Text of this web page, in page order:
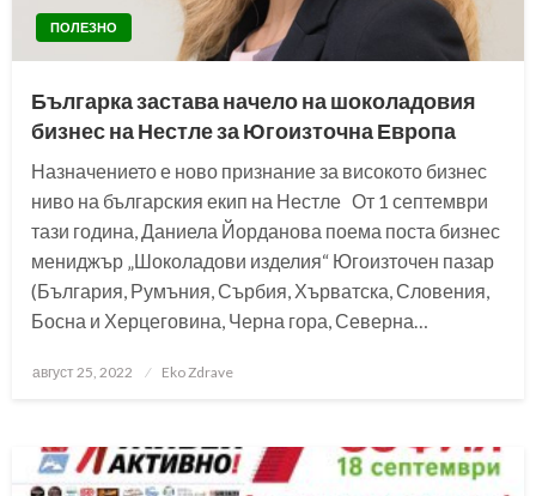
ПОЛЕЗНО
Българка застава начело на шоколадовия
бизнес на Нестле за Югоизточна Европа
Назначението е ново признание за високото бизнес
ниво на българския екип на Нестле От 1 септември
тази година, Даниела Йорданова поема поста бизнес
мениджър „Шоколадови изделия“ Югоизточен пазар
(България, Румъния, Сърбия, Хърватска, Словения,
Босна и Херцеговина, Черна гора, Северна…
Posted
август 25, 2022 Eko Zdrave